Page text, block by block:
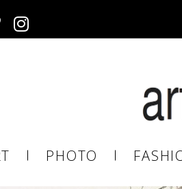
PHOTO
Inscrivez-vous